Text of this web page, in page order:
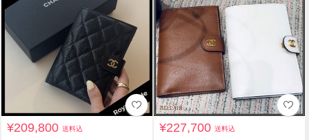
¥209,800送料込 ¥227,700送料込